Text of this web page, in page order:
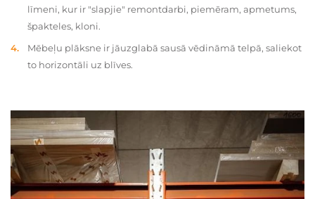
līmeni, kur ir "slapjie" remontdarbi, piemēram, apmetums,
špakteles, kloni.
Mēbeļu plāksne ir jāuzglabā sausā vēdināmā telpā, saliekot
to horizontāli uz blīves.